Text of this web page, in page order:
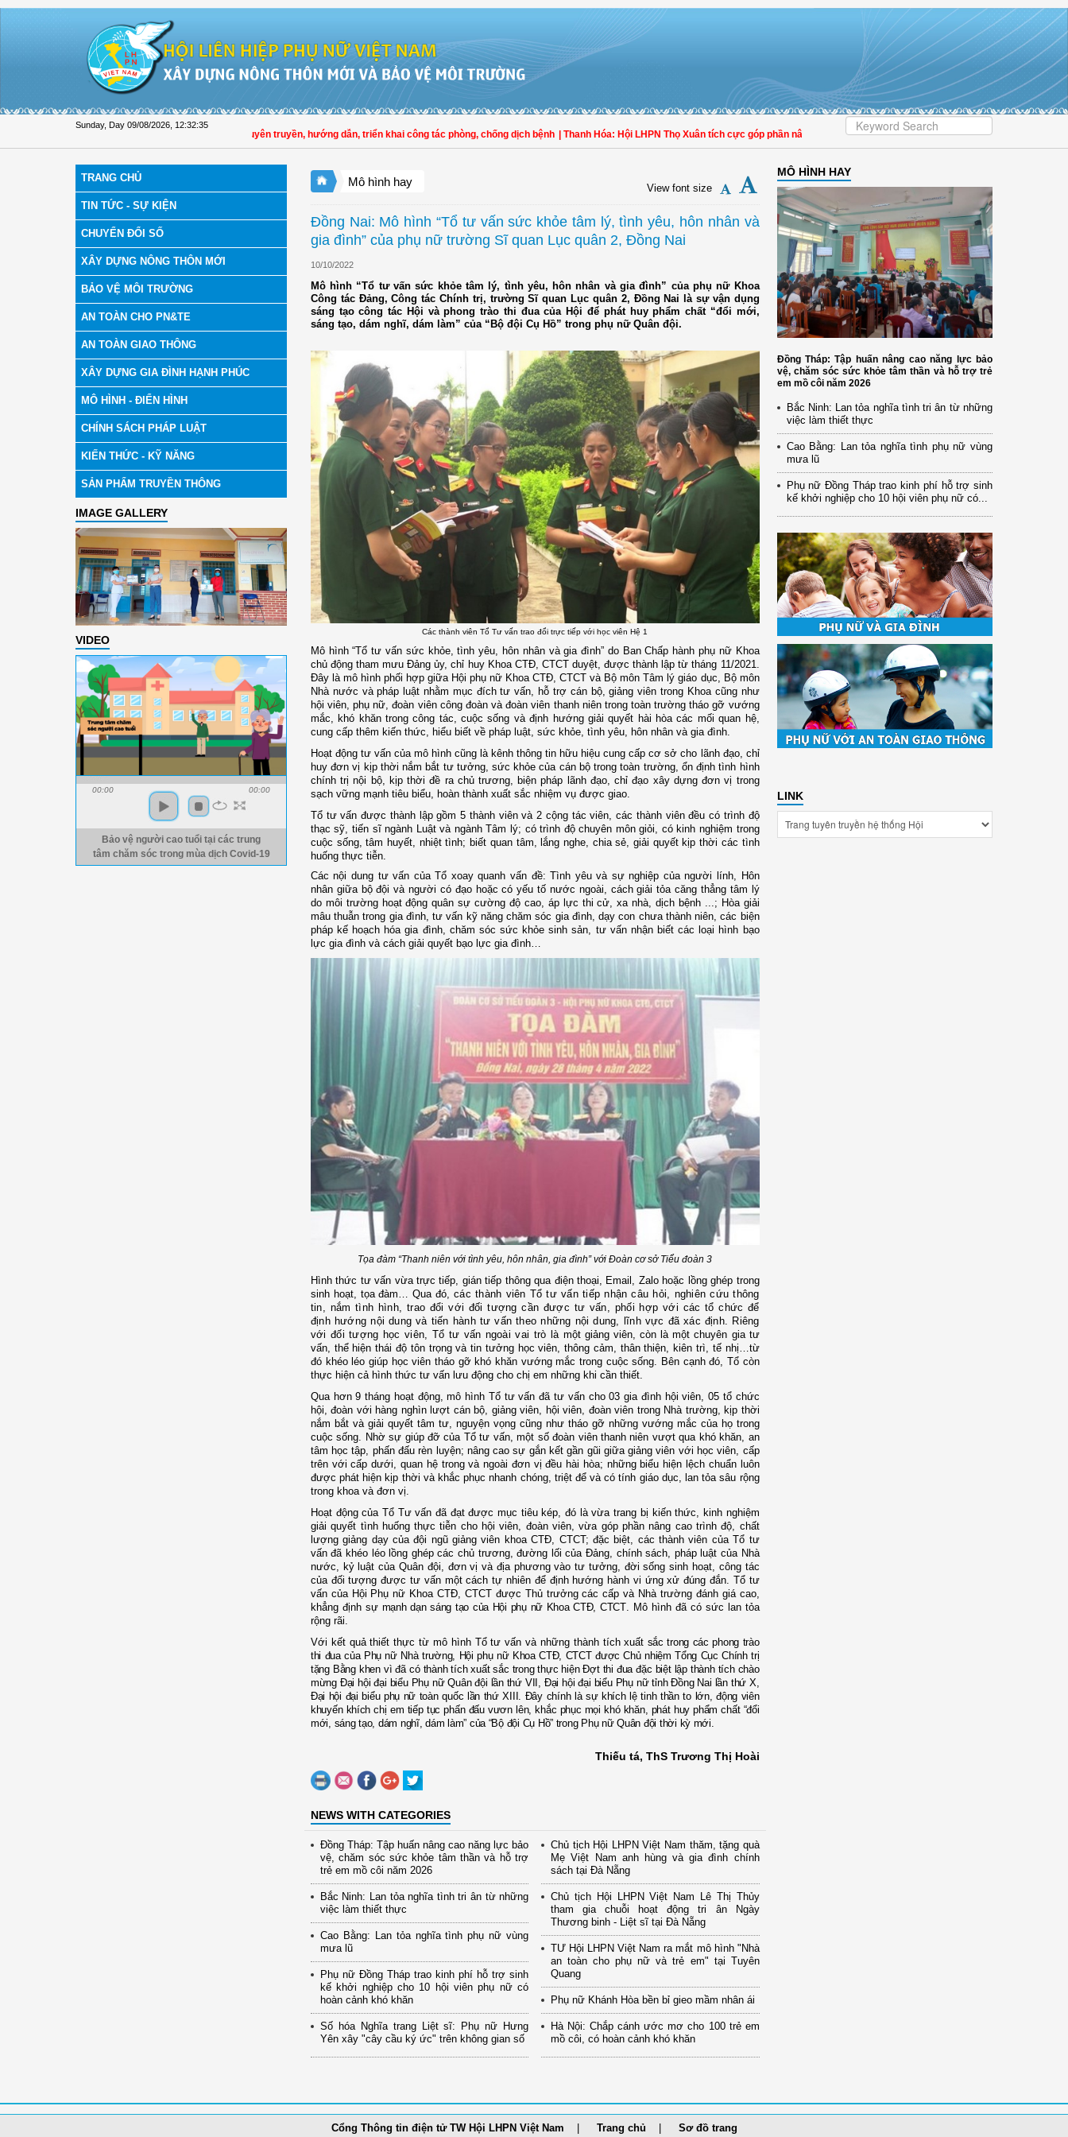
Sunday, Day 09/08/2026 12:32:36
Hội LHPN tỉnh Đồng Tháp tuyên truyền, hướng dẫn, triển khai công tác phòng, chống dịch bệnh | Thanh Hóa: Hội LHPN Thọ Xuân tích cực góp phần nâng cao tỷ lệ người dân tham gia bảo hiểm y tế
TRANG CHỦ
TIN TỨC - SỰ KIỆN
CHUYỂN ĐỔI SỐ
XÂY DỰNG NÔNG THÔN MỚI
BẢO VỆ MÔI TRƯỜNG
AN TOÀN CHO PN&TE
AN TOÀN GIAO THÔNG
XÂY DỰNG GIA ĐÌNH HẠNH PHÚC
MÔ HÌNH - ĐIỂN HÌNH
CHÍNH SÁCH PHÁP LUẬT
KIẾN THỨC - KỸ NĂNG
SẢN PHẨM TRUYỀN THÔNG
IMAGE GALLERY
VIDEO
00:00 00:00
Bảo vệ người cao tuổi tại các trung
tâm chăm sóc trong mùa dịch Covid-19
Mô hình hay View font size
Đồng Nai: Mô hình “Tổ tư vấn sức khỏe tâm lý, tình yêu, hôn nhân và
gia đình” của phụ nữ trường Sĩ quan Lục quân 2, Đồng Nai
10/10/2022
Mô hình “Tổ tư vấn sức khỏe tâm lý, tình yêu, hôn nhân và gia đình” của phụ nữ Khoa
Công tác Đảng, Công tác Chính trị, trường Sĩ quan Lục quân 2, Đồng Nai là sự vận dụng
sáng tạo công tác Hội và phong trào thi đua của Hội để phát huy phẩm chất “đổi mới,
sáng tạo, dám nghĩ, dám làm” của “Bộ đội Cụ Hồ” trong phụ nữ Quân đội.
Các thành viên Tổ Tư vấn trao đổi trực tiếp với học viên Hệ 1
Mô hình“Tổ tư vấn sức khỏe, tình yêu, hôn nhân và gia đình” do Ban Chấp hành phụ nữ Khoa
chủ động tham mưu Đảng ủy, chỉ huy Khoa CTĐ, CTCT duyệt, được thành lập từ tháng 11/2021.
Đây là mô hình phối hợp giữa Hội phụ nữ Khoa CTĐ, CTCT và Bộ môn Tâm lý giáo dục, Bộ môn
Nhà nước và pháp luật nhằm mục đích tư vấn, hỗ trợ cán bộ, giảng viên trong Khoa cũng như
hội viên, phụ nữ, đoàn viên công đoàn và đoàn viên thanh niên trong toàn trường tháo gỡ vướng
mắc, khó khăn trong công tác, cuộc sống và định hướng giải quyết hài hòa các mối quan hệ,
cung cấp thêm kiến thức, hiểu biết về pháp luật, sức khỏe, tình yêu, hôn nhân và gia đình.
Hoạt động tư vấn của mô hình cũng là kênh thông tin hữu hiệu cung cấp cơ sở cho lãnh đạo, chỉ
huy đơn vị kịp thời nắm bắt tư tưởng, sức khỏe của cán bộ trong toàn trường, ổn định tình hình
chính trị nội bộ, kịp thời đề ra chủ trương, biện pháp lãnh đạo, chỉ đạo xây dựng đơn vị trong
sạch vững mạnh tiêu biểu, hoàn thành xuất sắc nhiệm vụ được giao.
Tổ tư vấn được thành lập gồm 5 thành viênvà 2 cộng tác viên, các thành viên đều có trình độ
thạc sỹ, tiến sĩ ngành Luật và ngành Tâm lý; có trình độ chuyên môn giỏi, có kinh nghiệm trong
cuộc sống, tâm huyết, nhiệt tình; biết quan tâm, lắng nghe, chia sẻ, giải quyết kịp thời các tình
huống thực tiễn.
Các nội dung tư vấn của Tổ xoay quanh vấn đề: Tình yêu và sự nghiệp của người lính, Hôn
nhân giữa bộ đội và người có đạo hoặc có yếu tố nước ngoài, cách giải tỏa căng thẳng tâm lý
do môi trường hoạt động quân sự cường độ cao, áp lực thi cử, xa nhà, dịch bệnh ...; Hòa giải
mâu thuẫn trong gia đình, tư vấn kỹ năng chăm sóc gia đình, dạy con chưa thành niên, các biện
pháp kế hoạch hóa gia đình, chăm sóc sức khỏe sinh sản, tư vấn nhận biết các loại hình bạo
lực gia đình và cách giải quyết bạo lực gia đình…
Tọa đàm “Thanh niên với tình yêu, hôn nhân, gia đình” với Đoàn cơ sở Tiểu đoàn 3
Hình thức tư vấn vừa trực tiếp, gián tiếp thông qua điện thoại, Email, Zalo hoặc lồng ghép trong
sinh hoạt, tọa đàm… Qua đó,các thành viên Tổ tư vấn tiếp nhận câu hỏi, nghiên cứu thông
tin, nắm tình hình, trao đổi với đối tượng cần được tư vấn, phối hợp với các tổ chức để
định hướng nội dung và tiến hành tư vấn theo những nội dung, lĩnh vực đã xác định. Riêng
với đối tượng học viên, Tổ tư vấn ngoài vai trò là một giảng viên, còn là một chuyên gia tư
vấn, thể hiện thái độ tôn trọng và tin tưởng học viên, thông cảm, thân thiện, kiên trì, tế nhị…từ
đó khéo léo giúp học viên tháo gỡ khó khăn vướng mắc trong cuộc sống. Bên cạnh đó, Tổ còn
thực hiện cả hình thức tư vấn lưu động cho chị em những khi cần thiết.
Qua hơn 9 tháng hoạt động, mô hình Tổ tư vấn đã tư vấn cho 03 gia đình hội viên, 05 tổ chức
hội, đoàn với hàng nghìn lượt cán bộ, giảng viên, hội viên, đoàn viên trong Nhà trường, kịp thời
nắm bắt và giải quyết tâm tư, nguyện vọng cũng như tháo gỡ những vướng mắc của họ trong
cuộc sống. Nhờ sự giúp đỡ của Tổ tư vấn, một số đoàn viên thanh niên vượt qua khó khăn, an
tâm học tập, phấn đấu rèn luyện; nâng cao sự gắn kết gần gũi giữa giảng viên với học viên, cấp
trên với cấp dưới, quan hệ trong và ngoài đơn vị đều hài hòa; những biểu hiện lệch chuẩn luôn
được phát hiện kịp thời và khắc phục nhanh chóng, triệt để và có tính giáo dục, lan tỏa sâu rộng
trong khoa và đơn vị.
Hoạt động của Tổ Tư vấn đã đạt được mục tiêu kép, đó là vừa trang bị kiến thức, kinh nghiệm
giải quyết tình huống thực tiễn cho hội viên, đoàn viên, vừa góp phần nâng cao trình độ, chất
lượng giảng dạy của đội ngũ giảng viên khoa CTĐ, CTCT; đặc biệt, các thành viên của Tổ tư
vấn đã khéo léo lồng ghép các chủ trương, đường lối của Đảng, chính sách, pháp luật của Nhà
nước, kỷ luật của Quân đội, đơn vị và địa phương vào tư tưởng, đời sống sinh hoạt, công tác
của đối tượng được tư vấn một cách tự nhiên để định hướng hành vi ứng xử đúng đắn. Tổ tư
vấn của Hội Phụ nữ Khoa CTĐ, CTCT được Thủ trưởng các cấp và Nhà trường đánh giá cao,
khẳng định sự mạnh dạn sáng tạo của Hội phụ nữ Khoa CTĐ, CTCT. Mô hình đã có sức lan tỏa
rộng rãi.
Với kết quả thiết thực từ mô hình Tổ tư vấn và những thành tích xuất sắc trong các phong trào
thi đua của Phụ nữ Nhà trường, Hội phụ nữ Khoa CTĐ, CTCT được Chủ nhiệm Tổng Cục Chính trị
tặng Bằng khen vì đã có thành tích xuất sắc trong thực hiện Đợt thi đua đặc biệt lập thành tích chào
mừng Đại hội đại biểu Phụ nữ Quân đội lần thứ VII, Đại hội đại biểu Phụ nữ tỉnh Đồng Nai lần thứ X,
Đại hội đại biểu phụ nữ toàn quốc lần thứ XIII. Đây chính là sự khích lệ tinh thần to lớn, động viên
khuyến khích chị em tiếp tục phấn đấu vươn lên, khắc phục mọi khó khăn, phát huy phẩm chất “đổi
mới, sáng tạo, dám nghĩ, dám làm” của “Bộ đội Cụ Hồ” trong Phụ nữ Quân đội thời kỳ mới.
Thiếu tá, ThS Trương Thị Hoài
NEWS WITH CATEGORIES
Đồng Tháp: Tập huấn nâng cao năng lực bảo
vệ, chăm sóc sức khỏe tâm thần và hỗ trợ
trẻ em mồ côi năm 2026
Bắc Ninh: Lan tỏa nghĩa tình tri ân từ những
việc làm thiết thực
Cao Bằng: Lan tỏa nghĩa tình phụ nữ vùng
mưa lũ
Phụ nữ Đồng Tháp trao kinh phí hỗ trợ sinh
kế khởi nghiệp cho 10 hội viên phụ nữ có
hoàn cảnh khó khăn
Số hóa Nghĩa trang Liệt sĩ: Phụ nữ Hưng
Yên xây "cây cầu ký ức" trên không gian số
Chủ tịch Hội LHPN Việt Nam thăm, tặng quà
Mẹ Việt Nam anh hùng và gia đình chính
sách tại Đà Nẵng
Chủ tịch Hội LHPN Việt Nam Lê Thị Thủy
tham gia chuỗi hoạt động tri ân Ngày
Thương binh - Liệt sĩ tại Đà Nẵng
TƯ Hội LHPN Việt Nam ra mắt mô hình "Nhà
an toàn cho phụ nữ và trẻ em" tại Tuyên
Quang
Phụ nữ Khánh Hòa bền bỉ gieo mầm nhân ái
Hà Nội: Chắp cánh ước mơ cho 100 trẻ em
mồ côi, có hoàn cảnh khó khăn
MÔ HÌNH HAY
Đồng Tháp: Tập huấn nâng cao năng lực bảo
vệ, chăm sóc sức khỏe tâm thần và hỗ trợ trẻ
em mồ côi năm 2026
Bắc Ninh: Lan tỏa nghĩa tình tri ân từ những
việc làm thiết thực
Cao Bằng: Lan tỏa nghĩa tình phụ nữ vùng
mưa lũ
Phụ nữ Đồng Tháp trao kinh phí hỗ trợ sinh
kế khởi nghiệp cho 10 hội viên phụ nữ có...
LINK
Cổng Thông tin điện tử TW Hội LHPN Việt Nam Trang chủ Sơ đồ trang